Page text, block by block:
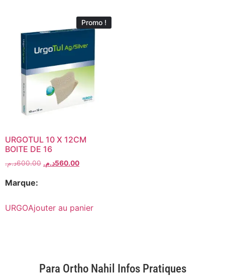
Promo !
URGOTUL 10 X 12CM
BOITE DE 16
600.00د.م. 560.00د.م.
Marque:
URGOAjouter au panier
Para Ortho Nahil Infos Pratiques